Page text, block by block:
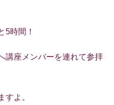
5時間！
講座メンバーを連れて参拝
すよ。